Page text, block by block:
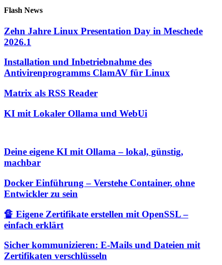
Flash News
Zehn Jahre Linux Presentation Day in Meschede
2026.1
Installation und Inbetriebnahme des
Antivirenprogramms ClamAV für Linux
Matrix als RSS Reader
KI mit Lokaler Ollama und WebUi
Deine eigene KI mit Ollama – lokal, günstig,
machbar
Docker Einführung – Verstehe Container, ohne
Entwickler zu sein
🔏 Eigene Zertifikate erstellen mit OpenSSL –
einfach erklärt
Sicher kommunizieren: E-Mails und Dateien mit
Zertifikaten verschlüsseln